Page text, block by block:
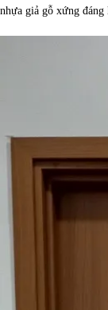
nhựa giả gỗ xứng